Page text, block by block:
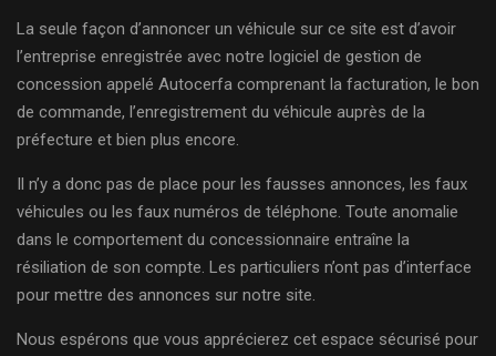
La seule façon d’annoncer un véhicule sur ce site est d’avoir
l’entreprise enregistrée avec notre logiciel de gestion de
concession appelé Autocerfa comprenant la facturation, le bon
de commande, l’enregistrement du véhicule auprès de la
préfecture et bien plus encore.
Il n’y a donc pas de place pour les fausses annonces, les faux
véhicules ou les faux numéros de téléphone. Toute anomalie
dans le comportement du concessionnaire entraîne la
résiliation de son compte. Les particuliers n’ont pas d’interface
pour mettre des annonces sur notre site.
Nous espérons que vous apprécierez cet espace sécurisé pour